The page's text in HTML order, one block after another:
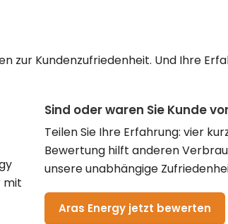
Kundenzufriedenheit. Und Ihre
mit
Sind oder waren Sie Kunde
Teilen Sie Ihre Erfahrung: vier
Bewertung hilft anderen
unsere unabhängige
Aras Energy jetzt bewerten